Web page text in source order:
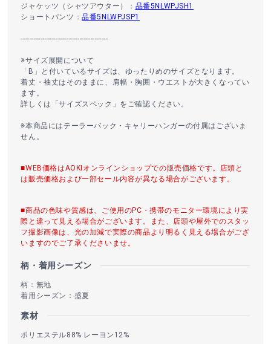
ジャケッツ（シャツアウター）： 品番5NLWPJSH1
ショートパンツ：品番5NLWPJSP1
----------------------------------------
※サイズ展開について
「B」と付いているサイズは、ゆったりめのサイズとなります。
着丈・袖丈はそのままに、肩幅・胸囲・ウエストが大きくなってい
ます。
詳しくは「サイズスペック」をご確認ください。
※本商品にはテーラーバック・キャリーハンガーの付属はございま
せん。
■WEB価格はAOKIオンラインショップでの販売価格です。店頭と
は販売価格および一部セール内容が異なる場合がございます。
■商品の色味や質感は、ご使用のPC・携帯のモニター環境により実
際と違って見える場合がございます。また、店頭や屋外でのスタッ
フ撮影画像は、光の加減で実際の商品より明るく見える場合がござ
いますのでご了承くださいませ。
柄・着用シーズン
柄：無地
着用シーズン：盛夏
素材
ポリエステル88% レーヨン12%